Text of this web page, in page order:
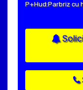
P+Hud:Parbriz cu